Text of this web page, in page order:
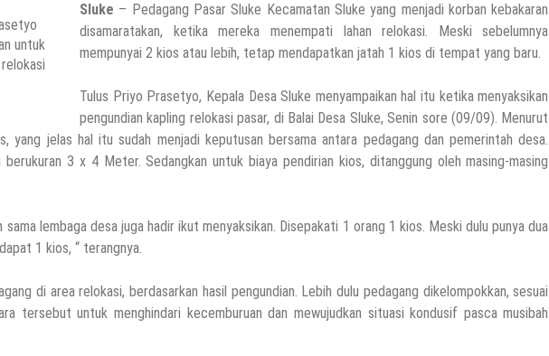
untuk
Sluke – Pedagang Pasar Sluke Kecamatan Sluke yang menjadi korban kebakaran
disamaratakan, ketika mereka menempati lahan relokasi. Meski sebelumnya
mempunyai 2 kios atau lebih, tetap mendapatkan jatah 1 kios di tempat yang baru.
Tulus Priyo Prasetyo, Kepala Desa Sluke menyampaikan hal itu ketika menyaksikan
pengundian kapling relokasi pasar, di Balai Desa Sluke, Senin sore (09/09). Menurut
yang jelas hal itu sudah menjadi keputusan bersama antara pedagang dan pemerintah desa.
3 x 4 Meter. Sedangkan untuk biaya pendirian kios, ditanggung oleh masing-masing
lembaga desa juga hadir ikut menyaksikan. Disepakati 1 orang 1 kios. Meski dulu punya dua
1 kios, “ terangnya.
di area relokasi, berdasarkan hasil pengundian. Lebih dulu pedagang dikelompokkan, sesuai
tersebut untuk menghindari kecemburuan dan mewujudkan situasi kondusif pasca musibah